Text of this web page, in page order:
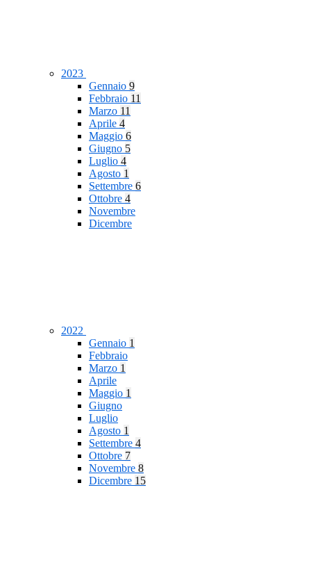
2023
Gennaio 9
Febbraio 11
Marzo 11
Aprile 4
Maggio 6
Giugno 5
Luglio 4
Agosto 1
Settembre 6
Ottobre 4
Novembre
Dicembre
2022
Gennaio 1
Febbraio
Marzo 1
Aprile
Maggio 1
Giugno
Luglio
Agosto 1
Settembre 4
Ottobre 7
Novembre 8
Dicembre 15